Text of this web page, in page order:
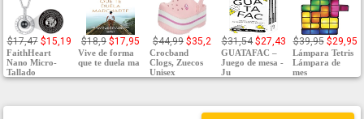
$17,47 $15,19
FaithHeart
Nano Micro-
Tallado
$18,9 $17,95
Vive de forma
que te duela ma
$44,99 $35,2
Crocband
Clogs, Zuecos
Unisex
$31,54 $27,43
GUATAFAC –
Juego de mesa -
Ju
$39,95 $29,95
Lámpara Tetris
Lámpara de
mes